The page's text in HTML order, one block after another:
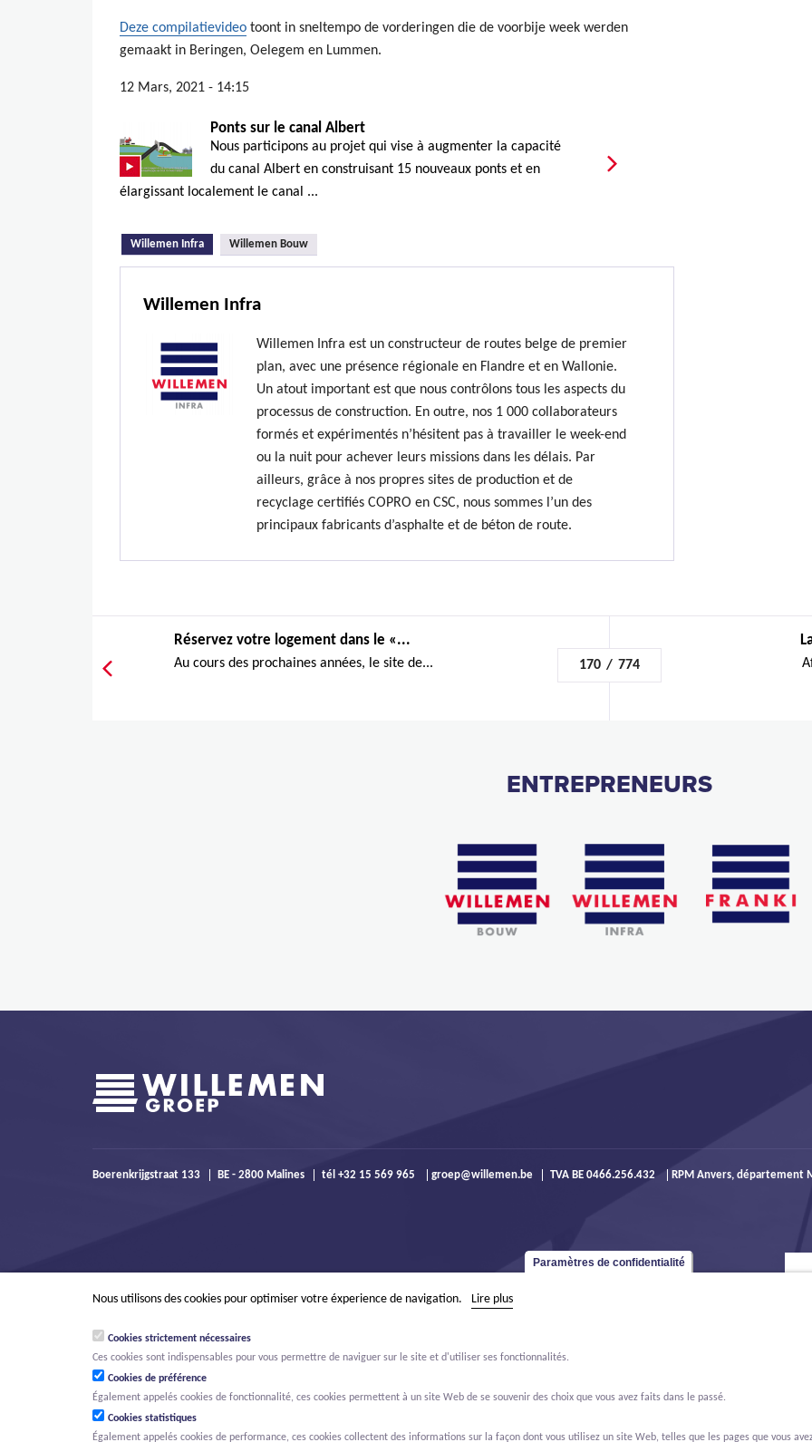
Deze compilatievideo toont in sneltempo de vorderingen die de voorbije week werden
gemaakt in Beringen, Oelegem en Lummen.
12 Mars, 2021 - 14:15
Ponts sur le canal Albert
Nous participons au projet qui vise à augmenter la capacité
du canal Albert en construisant 15 nouveaux ponts et en
élargissant localement le canal ...
Willemen Infra (onglet actif)
Willemen Bouw
Willemen Infra
Willemen Infra est un constructeur de routes belge de premier
plan, avec une présence régionale en Flandre et en Wallonie.
Un atout important est que nous contrôlons tous les aspects du
processus de construction. En outre, nos 1 000 collaborateurs
formés et expérimentés n’hésitent pas à travailler le week-end
ou la nuit pour achever leurs missions dans les délais. Par
ailleurs, grâce à nos propres sites de production et de
recyclage certifiés COPRO en CSC, nous sommes l’un des
principaux fabricants d’asphalte et de béton de route.
Réservez votre logement dans le «...
Au cours des prochaines années, le site de... 170 / 774
ENTREPRENEURS
Boerenkrijgstraat 133 BE - 2800 Malines tél +32 15 569 965 groep@willemen.be TVA BE 0466.256.432 RPM Anvers, département
Paramètres de confidentialité
Nous utilisons des cookies pour optimiser votre éxperience de navigation. Lire plus
Cookies strictement nécessaires
Ces cookies sont indispensables pour vous permettre de naviguer sur le site et d'utiliser ses fonctionnalités.
Cookies de préférence
Également appelés cookies de fonctionnalité, ces cookies permettent à un site Web de se souvenir des choix que vous avez faits dans le passé.
Cookies statistiques
Également appelés cookies de performance, ces cookies collectent des informations sur la façon dont vous utilisez un site Web, telles que les pages que vous